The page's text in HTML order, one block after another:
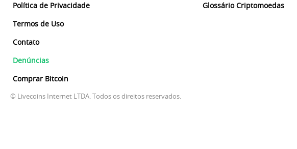
Política de Privacidade
Termos de Uso
Contato
Denúncias
Comprar Bitcoin
Glossário Criptomoedas
© Livecoins Internet LTDA. Todos os direitos reservados.